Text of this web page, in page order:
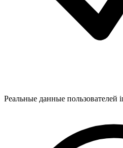
Реальные данные пользователей